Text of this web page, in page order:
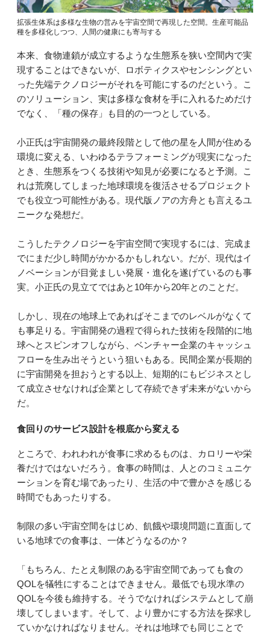
拡張生体系は多様な生物の営みを宇宙空間で再現した空間。生産可能品
種を多様化しつつ、人間の健康にも寄与する
本来、食物連鎖が成立するような生態系を狭い空間内で実
現することはできないが、ロボティクスやセンシングとい
った先端テクノロジーがそれを可能にするのだという。こ
のソリューション、実は多様な食材を手に入れるためだけ
でなく、「種の保存」も目的の一つとしている。
小正氏は宇宙開発の最終段階として他の星を人間が住める
環境に変える、いわゆるテラフォーミングが現実になった
とき、生態系をつくる技術や知見が必要になると予測。こ
れは荒廃してしまった地球環境を復活させるプロジェクト
でも役立つ可能性がある。現代版ノアの方舟とも言えるユ
ニークな発想だ。
こうしたテクノロジーを宇宙空間で実現するには、完成ま
でにまだ少し時間がかかるかもしれない。だが、現代はイ
ノベーションが目覚ましい発展・進化を遂げているのも事
実。小正氏の見立てではあと10年から20年とのことだ。
しかし、現在の地球上であればそこまでのレベルがなくて
も事足りる。宇宙開発の過程で得られた技術を段階的に地
球へとスピンオフしながら、ベンチャー企業のキャッシュ
フローを生み出そうという狙いもある。民間企業が長期的
に宇宙開発を担おうとする以上、短期的にもビジネスとし
て成立させなければ企業として存続できず未来がないから
だ。
食回りのサービス設計を根底から変える
ところで、われわれが食事に求めるものは、カロリーや栄
養だけではないだろう。食事の時間は、人とのコミュニケ
ーションを育む場であったり、生活の中で豊かさを感じる
時間でもあったりする。
制限の多い宇宙空間をはじめ、飢餓や環境問題に直面して
いる地球での食事は、一体どうなるのか？
「もちろん、たとえ制限のある宇宙空間であっても食の
QOLを犠牲にすることはできません。最低でも現水準の
QOLを今後も維持する。そうでなければシステムとして崩
壊してしまいます。そして、より豊かにする方法を探求し
ていかなければなりません。それは地球でも同じことで